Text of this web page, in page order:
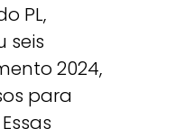
PL,
seis
2024,
para